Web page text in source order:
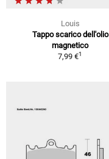
Louis
Tappo scarico dell'olio
magnetico
7,99 €1